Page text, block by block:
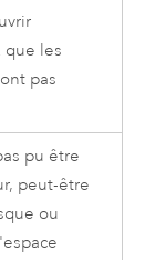
que les
pas
pu être
peut-être
ou